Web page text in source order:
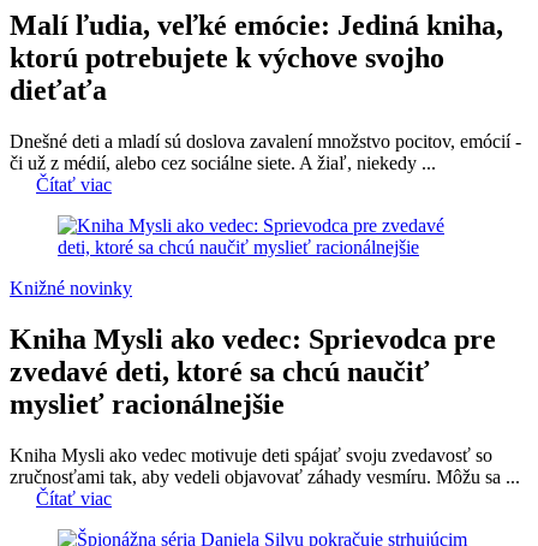
Malí ľudia, veľké emócie: Jediná kniha,
ktorú potrebujete k výchove svojho
dieťaťa
Dnešné deti a mladí sú doslova zavalení množstvo pocitov, emócií -
či už z médií, alebo cez sociálne siete. A žiaľ, niekedy ...
Čítať viac
Knižné novinky
Kniha Mysli ako vedec: Sprievodca pre
zvedavé deti, ktoré sa chcú naučiť
myslieť racionálnejšie
Kniha Mysli ako vedec motivuje deti spájať svoju zvedavosť so
zručnosťami tak, aby vedeli objavovať záhady vesmíru. Môžu sa ...
Čítať viac